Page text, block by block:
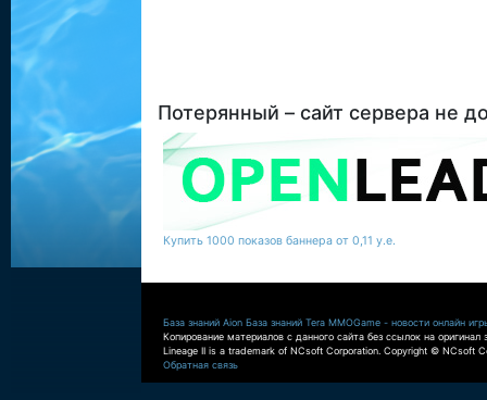
Потерянный – сайт сервера не
Купить 1000 показов баннера от 0,11 у.е.
База знаний Aion База знаний Tera MMOGame - новости онлайн
Копирование материалов с данного сайта без ссылок на оригинал
Lineage II is a trademark of NCsoft Corporation. Copyright © NCsoft
Обратная связь